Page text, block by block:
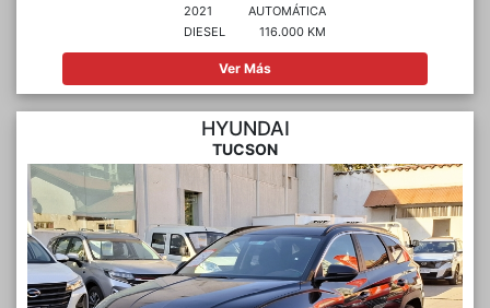
2021
DIESEL
AUTOMÁTICA
116.000 KM
Ver Más
HYUNDAI
TUCSON